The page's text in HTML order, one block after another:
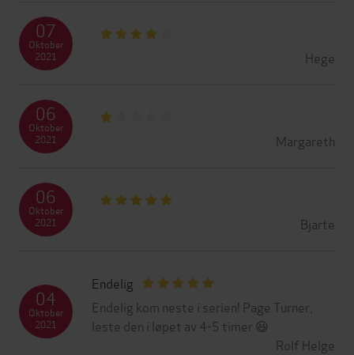
Hege
07
Oktober
2021
Margareth
06
Oktober
2021
Bjarte
06
Oktober
2021
Endelig
Endelig kom neste i serien! Page Turner,
leste den i løpet av 4-5 timer 😆
Rolf Helge
04
Oktober
2021